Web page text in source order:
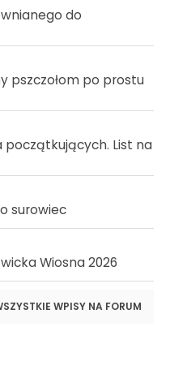
do
pszczołom po prostu
początkujących. List na
surowiec
Wiosna 2026
WPISY NA FORUM